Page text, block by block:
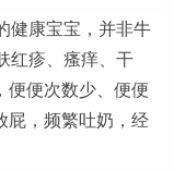
健康宝宝，并非牛
红疹、瘙痒、干
便便次数少、便便
屁，频繁吐奶，经